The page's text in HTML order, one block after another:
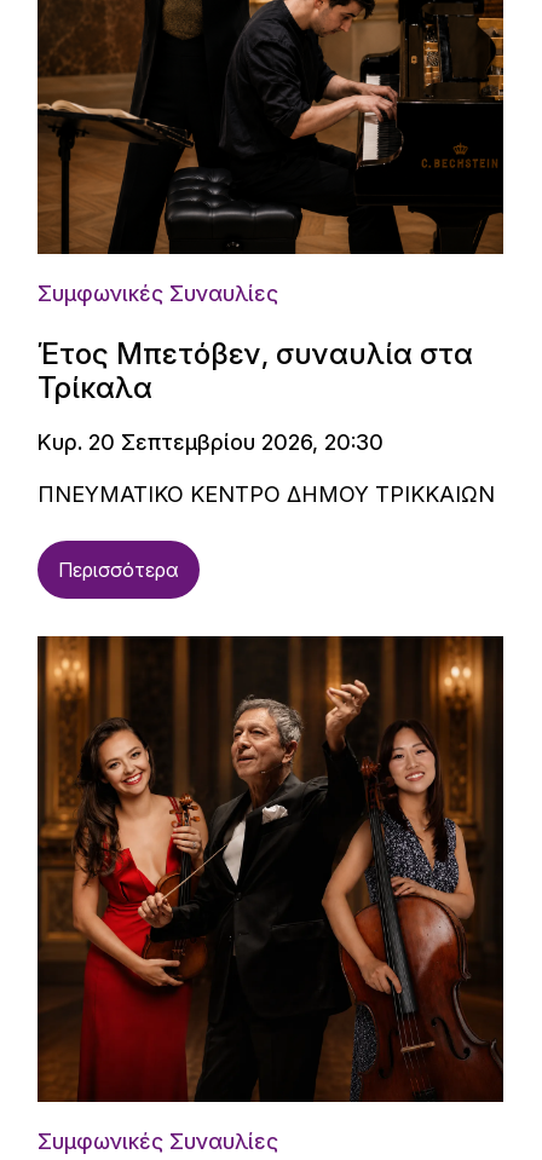
Συμφωνικές Συναυλίες
Έτος Μπετόβεν, συναυλία στα
Τρίκαλα
Κυρ. 20 Σεπτεμβρίου 2026, 20:30
ΠΝΕΥΜΑΤΙΚΟ ΚΕΝΤΡΟ ΔΗΜΟΥ ΤΡΙΚΚΑΙΩΝ
Περισσότερα
Συμφωνικές Συναυλίες